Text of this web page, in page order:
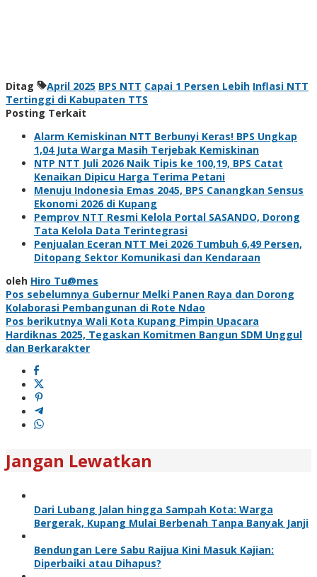
Ditag April 2025 BPS NTT Capai 1 Persen Lebih Inflasi NTT
Tertinggi di Kabupaten TTS
Posting Terkait
Alarm Kemiskinan NTT Berbunyi Keras! BPS Ungkap
1,04 Juta Warga Masih Terjebak Kemiskinan
NTP NTT Juli 2026 Naik Tipis ke 100,19, BPS Catat
Kenaikan Dipicu Harga Terima Petani
Menuju Indonesia Emas 2045, BPS Canangkan Sensus
Ekonomi 2026 di Kupang
Pemprov NTT Resmi Kelola Portal SASANDO, Dorong
Tata Kelola Data Terintegrasi
Penjualan Eceran NTT Mei 2026 Tumbuh 6,49 Persen,
Ditopang Sektor Komunikasi dan Kendaraan
oleh Hiro Tu@mes
Navigasi
pos
Pos sebelumnya Gubernur Melki Panen Raya dan Dorong
Kolaborasi Pembangunan di Rote Ndao
Pos berikutnya Wali Kota Kupang Pimpin Upacara
Hardiknas 2025, Tegaskan Komitmen Bangun SDM Unggul
dan Berkarakter
Jangan Lewatkan
Dari Lubang Jalan hingga Sampah Kota: Warga
Bergerak, Kupang Mulai Berbenah Tanpa Banyak Janji
Bendungan Lere Sabu Raijua Kini Masuk Kajian:
Diperbaiki atau Dihapus?